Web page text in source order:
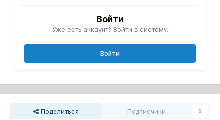
Войти
Уже есть аккаунт? Войти в систему.
Войти
Поделиться Подписчики 0